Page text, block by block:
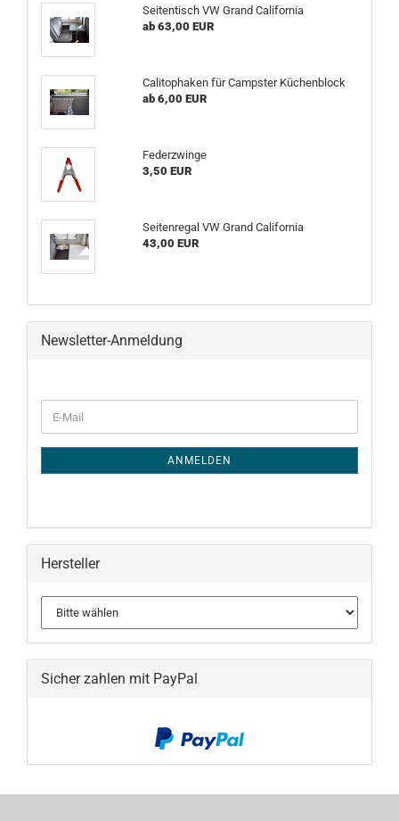
Seitentisch VW Grand California
ab 63,00 EUR
Calitophaken für Campster Küchenblock
ab 6,00 EUR
Federzwinge
3,50 EUR
Seitenregal VW Grand California
43,00 EUR
Newsletter-Anmeldung
ZUR
E-
Mail
ANMELDEN
Hersteller
Sicher zahlen mit PayPal